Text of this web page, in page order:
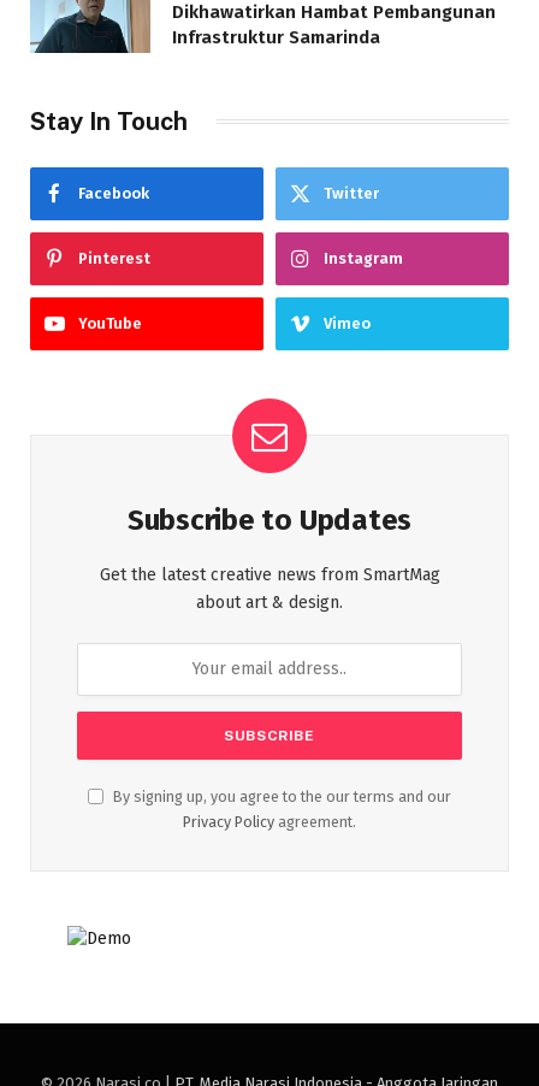
Dikhawatirkan Hambat Pembangunan
Infrastruktur Samarinda
Stay In Touch
Facebook Twitter
Pinterest Instagram
YouTube Vimeo
Subscribe to Updates
Get the latest creative news from SmartMag
about art & design.
By signing up, you agree to the our terms and our
Privacy Policy agreement.